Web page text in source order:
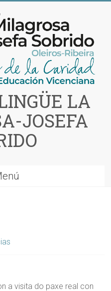
LA
JOSEFA
a visita do paxe real con